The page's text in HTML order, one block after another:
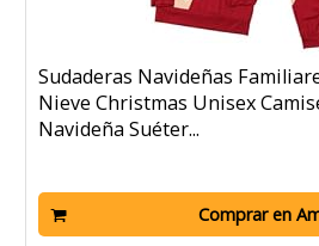
Sudaderas Navideñas
Nieve Christmas Unisex
Navideña Suéter...
Comprar en